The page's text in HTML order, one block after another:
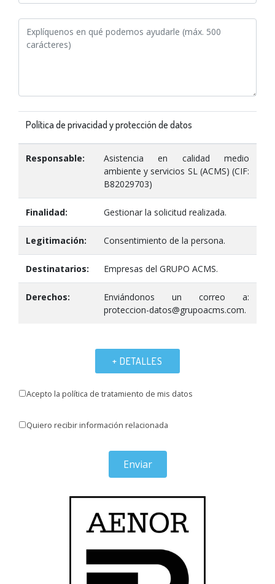
Política de privacidad y protección de datos
Responsable:
Asistencia en calidad medio
ambiente y servicios SL (ACMS) (CIF:
B82029703)
Finalidad: Gestionar la solicitud realizada.
Legitimación: Consentimiento de la persona.
Destinatarios: Empresas del GRUPO ACMS.
Derechos:
Enviándonos un correo a:
proteccion-datos@grupoacms.com.
+ DETALLES
Acepto la política de tratamiento de mis datos
Quiero recibir información relacionada
Enviar